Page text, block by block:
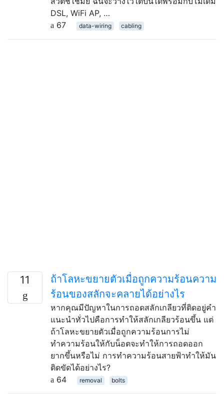
DSL, WiFi AP, …
67
data-wiring cabling
11
ถ้าโลหะขยายตัวเมื่อถูกความร้อนความ
ร้อนของสลักจะคลายได้อย่างไร
หากคุณมีปัญหาในการถอดสลักเกลียวที่ติดอยู่คำ
แนะนำทั่วไปคือการทำให้สลักเกลียวร้อนขึ้น แต่
ถ้าโลหะขยายตัวเมื่อถูกความร้อนการไม่
ทำความร้อนให้กับน็อตจะทำให้การถอดออก
ยากขึ้นหรือไม่ การทำความร้อนสายฟ้าทำให้มัน
ติดขัดได้อย่างไร?
64
removal bolts